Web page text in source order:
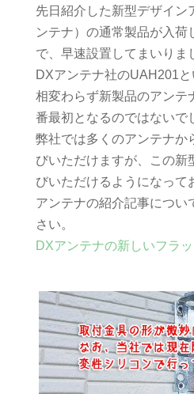
先日紹介した新型デザイン
ンテナ）の通常製品が入荷
で、早速設置してまいりま
DXアンテナ社のUAH201と
相変わらず新製品のアンテ
番最初となるのではないで
弊社では多くのアンテナか
びいただけますが、この新
びいただけるようになって
アンテナの紹介記事につい
さい。
DXアンテナの新しいフラ